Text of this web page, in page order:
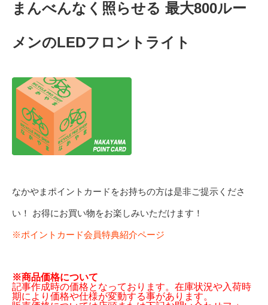
まんべんなく照らせる 最大800ルー
メンのLEDフロントライト
なかやまポイントカードをお持ちの方は是非ご提示くださ
い！ お得にお買い物をお楽しみいただけます！
※ポイントカード会員特典紹介ページ
※商品価格について
記事作成時の価格となっております。在庫状況や入荷時
期により価格や仕様が変動する事があります。